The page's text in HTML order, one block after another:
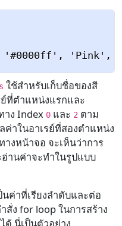
ใช้สำหรับเก็บชื่อของสี
ย์ที่ตำแหน่งแรกและ
าง Index 0 และ 2 ตาม
าในอาเรย์ที่สองตำแหน่ง
งหน้าจอ จะเห็นว่าการ
อ่านค่าจะทำในรูปแบบ
นค่าที่เรียงลำดับและต่อ
สั่ง for loop ในการสร้าง